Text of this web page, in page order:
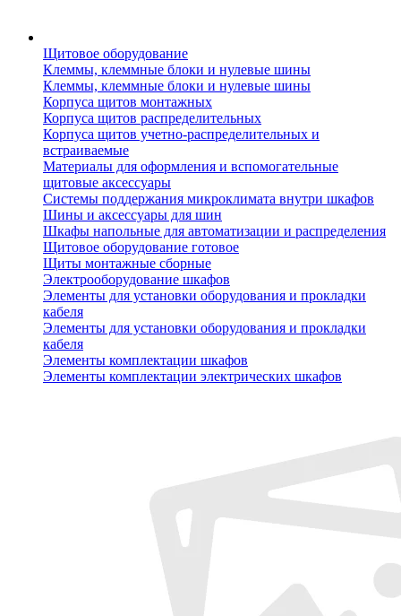
Щитовое оборудование
Клеммы, клеммные блоки и нулевые шины
Клеммы, клеммные блоки и нулевые шины
Корпуса щитов монтажных
Корпуса щитов распределительных
Корпуса щитов учетно-распределительных и
встраиваемые
Материалы для оформления и вспомогательные
щитовые аксессуары
Системы поддержания микроклимата внутри шкафов
Шины и аксессуары для шин
Шкафы напольные для автоматизации и распределения
Щитовое оборудование готовое
Щиты монтажные сборные
Электрооборудование шкафов
Элементы для установки оборудования и прокладки
кабеля
Элементы для установки оборудования и прокладки
кабеля
Элементы комплектации шкафов
Элементы комплектации электрических шкафов